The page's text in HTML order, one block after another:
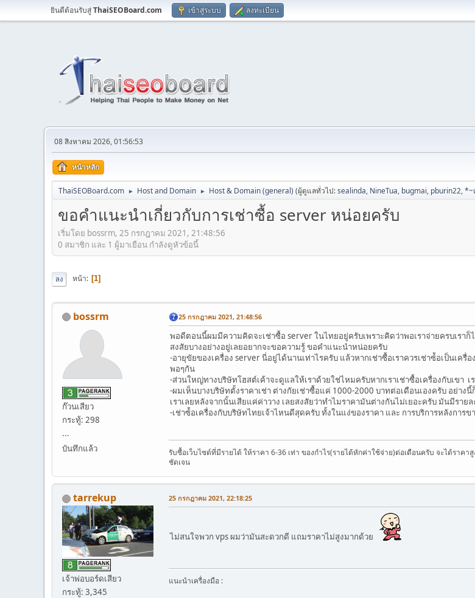
ยินดีต้อนรับสู่ThaiSEOBoard.com เข้าสู่ระบบ ลงทะเบียน
08 สิงหาคม 2026, 01:56:53
หน้าหลัก
ThaiSEOBoard.com ► Host and Domain ► Host & Domain (general) (ผู้ดูแลทั่วไป:sealinda, NineTua, bugmai, pburin22,*~
ขอคำแนะนำเกี่ยวกับการเช่าซื้อ server หน่อยครับ
เริ่มโดย bossrm, 25 กรกฎาคม 2021, 21:48:56
0 สมาชิก และ 1 ผู้มาเยือน กำลังดูหัวข้อนี้
ลง หน้า 1
bossrm
ก๊วนเสียว
กระทู้: 298
...
บันทึกแล้ว
25 กรกฎาคม 2021, 21:48:56
พอดีตอนนี้ผมมีความคิดจะเช่าซื้อ server ในไทยอยู่ครับเพราะคิดว่าพอเราจ่ายครบเรา
สงสัยบางอย่างอยู่เลยอยากจะขอความรู้ ขอคำแนะนำหน่อยครับ
-อายุขัยของเครื่อง server นี่อยู่ได้นานเท่าไรครับ แล้วหากเช่าซื้อเราควรเช่าซ์้อเป็นเค
พอๆกัน
-ส่วนใหญ่ทางบริษัทโฮสต์เค้าจะดูแลให้เราด้วยใช่ไหมครับหากเราเช่าซื้อเครื่องกับเขา
-ผมเห็นบางบริษัทตั้งราคาเช่า ต่างกัยเช่าซื้อแค่ 1000-2000 บาทต่อเดือนเองครับ อย่าง
เราเลยหลังจากนั้นเสียแค่ค่าวาง เลยสงสัยว่าทำไมราคามันต่างกันไม่เยอะครับ มันมีรา
-เช่าซ์้อเครื่องกับบริษัทไทยเจ้าไหนดีสุดครับ ทั้งในแง่ของราคา และ การบริการหลังการข
รับซื้อเว็บไซต์ที่มีรายได้ ให้ราคา 6-36 เท่า ของกำไร(รายได้หักค่าใช้จ่าย)ต่อเดือนครับ จะได้ราค
ชัดเจน
tarrekup
เจ้าพ่อบอร์ดเสียว
กระทู้: 3,345
25 กรกฎาคม 2021, 22:18:25
ไม่สนใจพวก vps ผมว่ามันสะดวกดี แถมราคาไม่สูงมากด้วย
แนะนำเครื่องมือ :